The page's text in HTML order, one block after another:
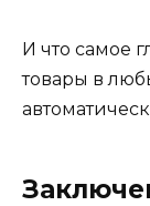
И что самое
товары в